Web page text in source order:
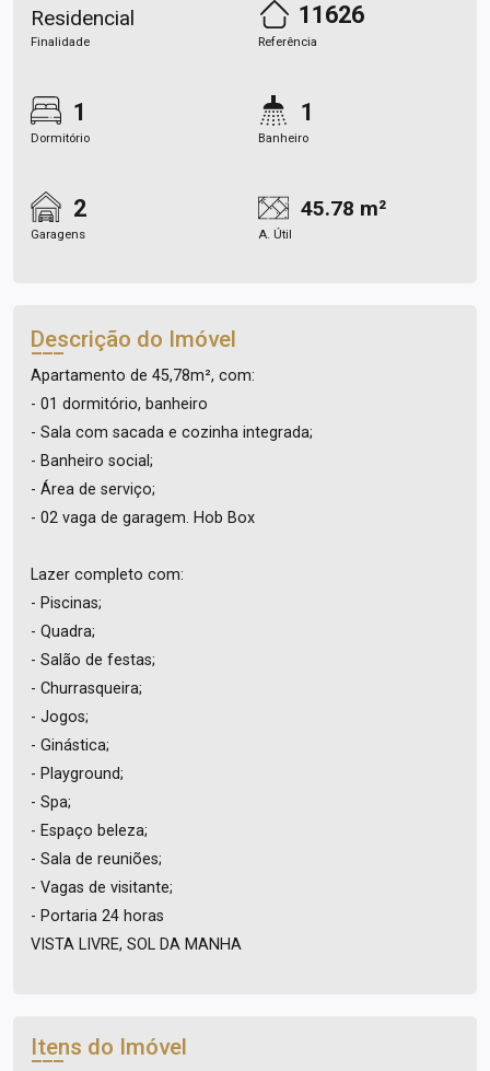
Residencial
Finalidade
11626
Referência
1
Dormitório
1
Banheiro
2
Garagens
45.78 m²
A. Útil
Descrição do Imóvel
Apartamento de 45,78m², com:
- 01 dormitório, banheiro
- Sala com sacada e cozinha integrada;
- Banheiro social;
- Área de serviço;
- 02 vaga de garagem. Hob Box
Lazer completo com:
- Piscinas;
- Quadra;
- Salão de festas;
- Churrasqueira;
- Jogos;
- Ginástica;
- Playground;
- Spa;
- Espaço beleza;
- Sala de reuniões;
- Vagas de visitante;
- Portaria 24 horas
VISTA LIVRE, SOL DA MANHA
Itens do Imóvel